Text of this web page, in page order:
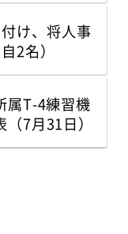
け、将人事
2名）
属T-4練習機
7月31日）